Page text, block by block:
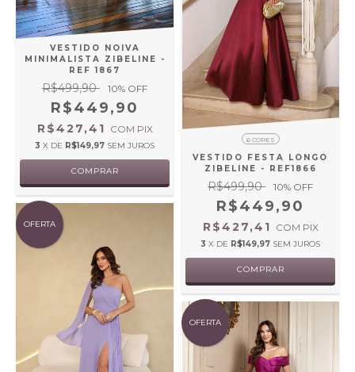
VESTIDO NOIVA
MINIMALISTA ZIBELINE -
REF 1867
R$499,90 10% OFF
R$449,90
R$427,41 COM PIX
3 X DE R$149,97 SEM JUROS
COMPRAR
6 CORES
VESTIDO FESTA LONGO
ZIBELINE - REF1866
R$499,90 10% OFF
R$449,90
R$427,41 COM PIX
3 X DE R$149,97 SEM JUROS
COMPRAR
OFERTA
OFERTA